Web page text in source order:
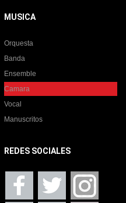
MUSICA
Orquesta
Banda
Ensemble
Camara
Vocal
Manuscritos
REDES SOCIALES